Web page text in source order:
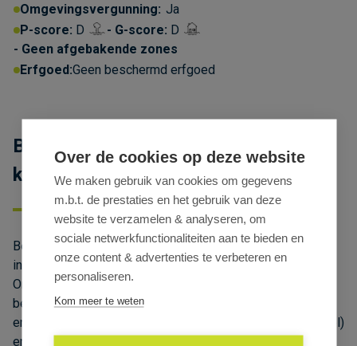
Omgevingsvergunning: Ja
P-score: D G-score: D
Geen afgebakende zones
Erfgoed:Geen beschermd erfgoed
Bedrijfsruimte met magazijn en
kantoren te huur nabij E40 in Drongen
Ben jij op zoek naar een magazijn of bedrijfsruimte te huur
in de regio Gent met uitstekende logistieke verbindingen?
Ontdek deze functionele en strategisch gelegen
bedrijfsunits in het Industriepark Drongen, op slechts
enkele minuten van de afrit van de E40 (Oostende–Brussel)
en met een vlotte aansluiting op de R4 rond Gent. Dankzij
Over de cookies op deze website
We maken gebruik van cookies om gegevens
m.b.t. de prestaties en het gebruik van deze
website te verzamelen & analyseren, om
sociale netwerkfunctionaliteiten aan te bieden en
onze content & advertenties te verbeteren en
personaliseren.
Kom meer te weten